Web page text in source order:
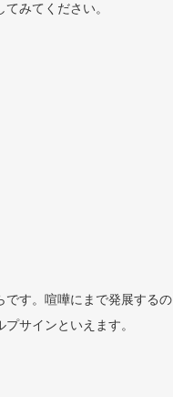
みてください。
です。喧嘩にまで発展するの
サインといえます。